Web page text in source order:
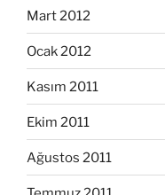
Mart 2012
Ocak 2012
Kasım 2011
Ekim 2011
Ağustos 2011